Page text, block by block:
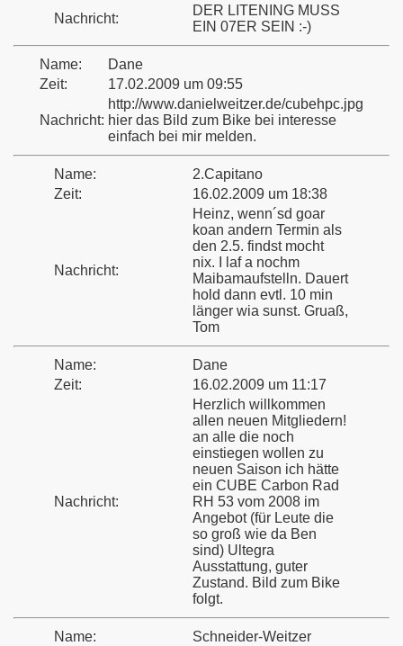
Nachricht:
DER LITENING MUSS
EIN 07ER SEIN :-)
Name:
Dane
Zeit:
17.02.2009 um 09:55
Nachricht:
http://www.danielweitzer.de/cubehpc.jpg
hier das Bild zum Bike bei interesse
einfach bei mir melden.
Name:
2.Capitano
Zeit:
16.02.2009 um 18:38
Nachricht:
Heinz, wenn´sd goar
koan andern Termin als
den 2.5. findst mocht
nix. I laf a nochm
Maibamaufstelln. Dauert
hold dann evtl. 10 min
länger wia sunst. Gruaß,
Tom
Name:
Dane
Zeit:
16.02.2009 um 11:17
Nachricht:
Herzlich willkommen
allen neuen Mitgliedern!
an alle die noch
einstiegen wollen zu
neuen Saison ich hätte
ein CUBE Carbon Rad
RH 53 vom 2008 im
Angebot (für Leute die
so groß wie da Ben
sind) Ultegra
Ausstattung, guter
Zustand. Bild zum Bike
folgt.
Name:
Schneider-Weitzer